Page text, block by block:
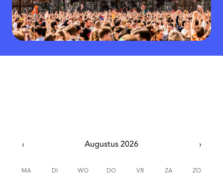
‹ Augustus 2026 ›
MA DI WO DO VR ZA ZO